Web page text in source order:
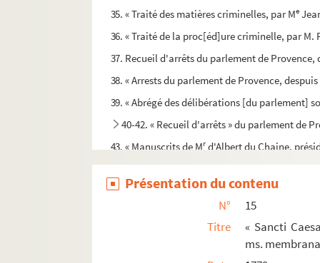
35. « Traité des matières criminelles, par Me
36. « Traité de la proc[éd]ure criminelle, par M.
37. Recueil d'arrêts du parlement de
38. « Arrests du parlement de Provence,
39. « Abrégé des délibérations [du parlement]
40-42. « Recueil d'arrêts » du parlement de
43. « Manuscrits de Mr d'Albert du Chaine,
44-47. « Questions jugées au siège d'Aix. »
48. « Précis des ordonnances anciennes et
49. « Recueil des certificats, ou actes de
50. « Formules d'arrêts. » Titre à la page 19
Présentation du contenu
N°
15
Titre
« Sancti
ms.